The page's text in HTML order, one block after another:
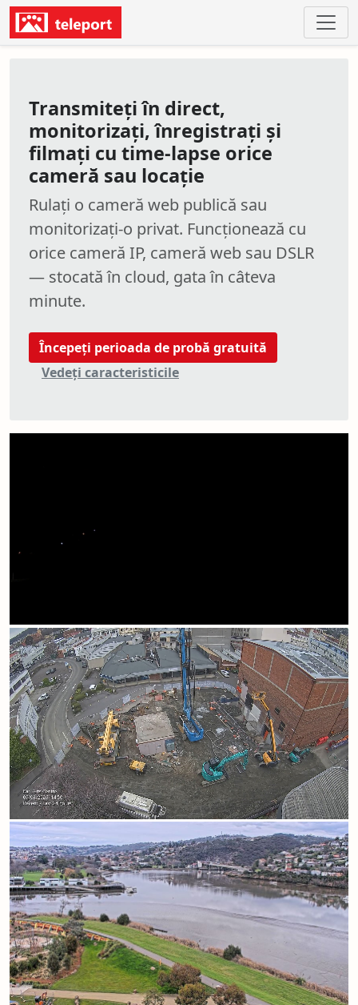
Transmiteți în direct,
monitorizați, înregistrați și
filmați cu time-lapse orice
cameră sau locație
Rulați o cameră web publică sau
monitorizați-o privat. Funcționează cu
orice cameră IP, cameră web sau DSLR
— stocată în cloud, gata în câteva
minute.
Începeți perioada de probă gratuită
Vedeți caracteristicile